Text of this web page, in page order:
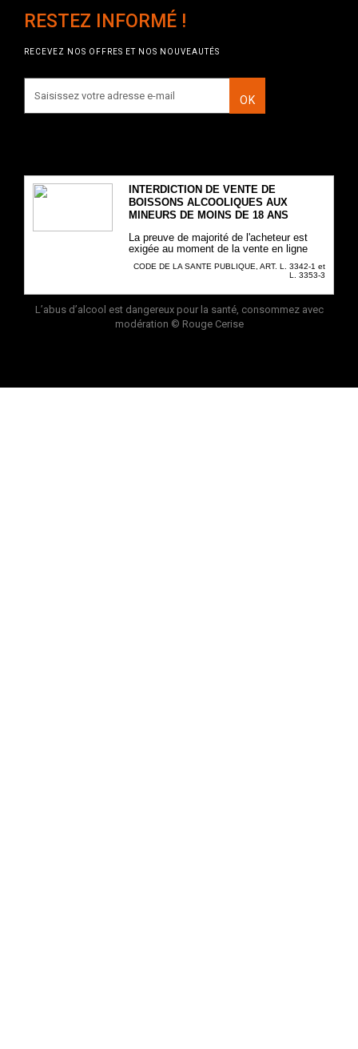
RESTEZ INFORMÉ !
RECEVEZ NOS OFFRES ET NOS NOUVEAUTÉS
OK
INTERDICTION DE VENTE DE
BOISSONS ALCOOLIQUES AUX
MINEURS DE MOINS DE 18 ANS
La preuve de majorité de l'acheteur est
exigée au moment de la vente en ligne
CODE DE LA SANTE PUBLIQUE, ART. L. 3342-1 et
L. 3353-3
L’abus d’alcool est dangereux pour la santé, consommez avec
modération © Rouge Cerise